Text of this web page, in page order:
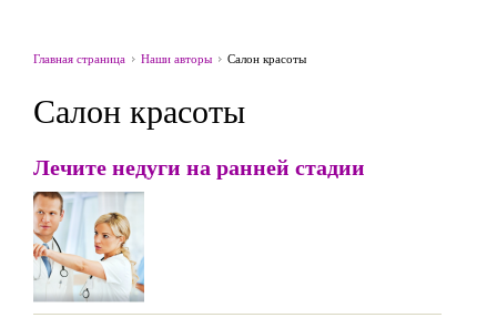
Главная страница Наши авторы Салон красоты
Салон красоты
Лечите недуги на ранней стадии